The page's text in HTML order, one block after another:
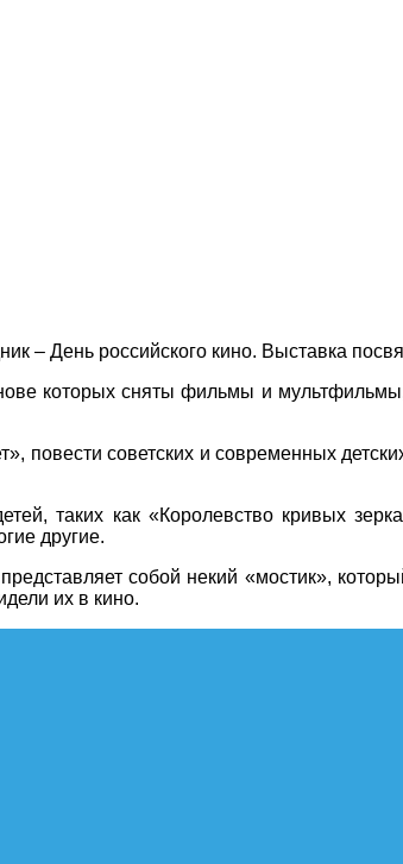
– День российского кино. Выставка
которых сняты фильмы и
советских и современных
таких как «Королевство кривых
другие.
собой некий «мостик»,
их в кино.